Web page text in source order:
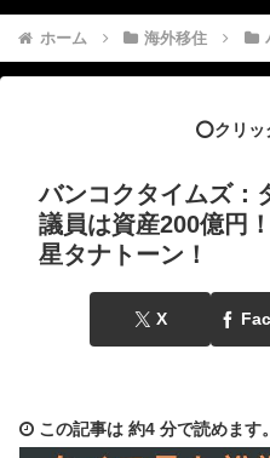
ホーム 海外移住
⭕️クリッ
バンコクタイムズ：
議員は資産200億円
星タナトーン！
X
この記事は 約4 分で読めます。